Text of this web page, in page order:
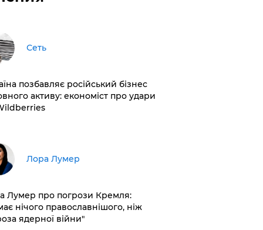
Сеть
позбавляє російський бізнес
активу: економіст про удари
​Лора Лумер
Лумер про погрози Кремля:
нічого православнішого, ніж
ядерної війни"